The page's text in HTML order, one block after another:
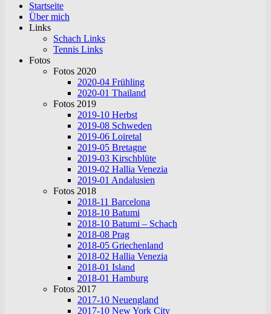
Startseite
Über mich
Links
Schach Links
Tennis Links
Fotos
Fotos 2020
2020-04 Frühling
2020-01 Thailand
Fotos 2019
2019-10 Herbst
2019-08 Schweden
2019-06 Loiretal
2019-05 Bretagne
2019-03 Kirschblüte
2019-02 Hallia Venezia
2019-01 Andalusien
Fotos 2018
2018-11 Barcelona
2018-10 Batumi
2018-10 Batumi – Schach
2018-08 Prag
2018-05 Griechenland
2018-02 Hallia Venezia
2018-01 Island
2018-01 Hamburg
Fotos 2017
2017-10 Neuengland
2017-10 New York City